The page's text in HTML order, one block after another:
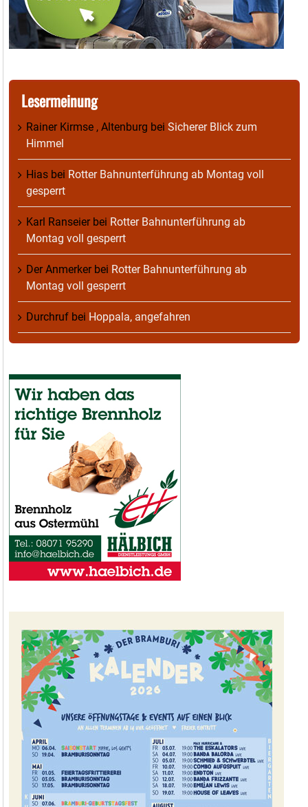
Lesermeinung
Rainer Kirmse , Altenburg bei Sicherer Blick zum
Himmel
Hias bei Rotter Bahnunterführung ab Montag voll
gesperrt
Karl Ranseierbei Rotter Bahnunterführung ab
Montag voll gesperrt
Der Anmerkerbei Rotter Bahnunterführung ab
Montag voll gesperrt
Durchruf bei Hoppala, angefahren